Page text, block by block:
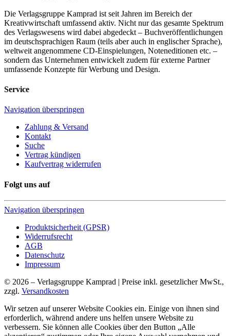
Die Verlagsgruppe Kamprad ist seit Jahren im Bereich der
Kreativwirtschaft umfassend aktiv. Nicht nur das gesamte Spektrum
des Verlagswesens wird dabei abgedeckt – Buchveröffentlichungen
im deutschsprachigen Raum (teils aber auch in englischer Sprache),
weltweit angenommene CD-Einspielungen, Noteneditionen etc. –
sondern das Unternehmen entwickelt zudem für externe Partner
umfassende Konzepte für Werbung und Design.
Service
Navigation überspringen
Zahlung & Versand
Kontakt
Suche
Vertrag kündigen
Kaufvertrag widerrufen
Folgt uns auf
Navigation überspringen
Produktsicherheit (GPSR)
Widerrufsrecht
AGB
Datenschutz
Impressum
© 2026 – Verlagsgruppe Kamprad | Preise inkl. gesetzlicher MwSt.,
zzgl. Versandkosten
Wir setzen auf unserer Website Cookies ein. Einige von ihnen sind
erforderlich, während andere uns helfen unsere Website zu
verbessern. Sie können alle Cookies über den Button „Alle